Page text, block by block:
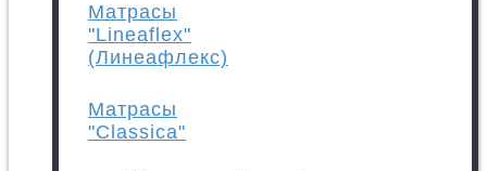
Матрасы
"Lineaflex"
(Линеафлекс)
Матрасы
"Classica"